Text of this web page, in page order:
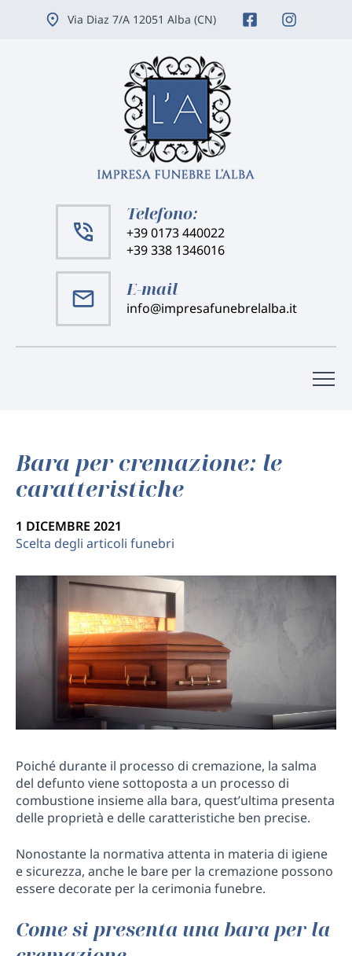
Via Diaz 7/A 12051 Alba (CN)
Telefono:
+39 0173 440022
+39 338 1346016
E-mail
info@impresafunebrelalba.it
Bara per cremazione: le
caratteristiche
1 DICEMBRE 2021
Scelta degli articoli funebri
Poiché durante il processo di cremazione, la salma
del defunto viene sottoposta a un processo di
combustione insieme alla bara, quest’ultima presenta
delle proprietà e delle caratteristiche ben precise.
Nonostante la normativa attenta in materia di igiene
e sicurezza, anche le bare per la cremazione possono
essere decorate per la cerimonia funebre.
Come si presenta una bara per la